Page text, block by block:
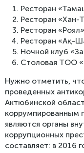
Ресторан
Ресторан «Хан-
Ресторан
Ресторан «Ақ-
Ночной клуб
Столовая ТОО
Нужно отметить,
проведенных
Актюбинской
коррумпированным
являются органы
коррупционных
составляет: в 2016